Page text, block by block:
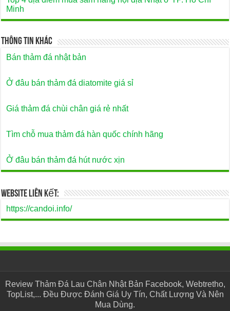
Minh
Thông Tin Khác
Bán thảm đá nhật bản
Ở đâu bán thảm đá diatomite giá sỉ
Giá thảm đá chùi chân giá rẻ nhất
Tìm chỗ mua thảm đá hàn quốc chính hãng
Ở đâu bán thảm đá hút nước xịn
Website Liên Kết:
https://candoi.info/
Review Thảm Đá Lau Chân Nhật Bản Facebook, Webtretho,
TopList,... Đều Được Đánh Giá Uy Tín, Chất Lượng Và Nên
Mua Dùng.